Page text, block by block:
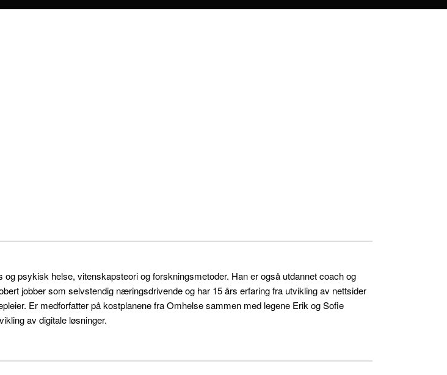
psykisk helse, vitenskapsteori og forskningsmetoder. Han er også utdannet coach og
jobber som selvstendig næringsdrivende og har 15 års erfaring fra utvikling av nettsider
Er medforfatter på kostplanene fra Omhelse sammen med legene Erik og Sofie
av digitale løsninger.